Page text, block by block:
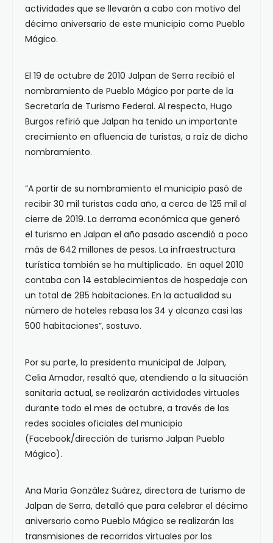
actividades que se llevarán a cabo con motivo del
décimo aniversario de este municipio como Pueblo
Mágico.
El 19 de octubre de 2010 Jalpan de Serra recibió el
nombramiento de Pueblo Mágico por parte de la
Secretaría de Turismo Federal. Al respecto, Hugo
Burgos refirió que Jalpan ha tenido un importante
crecimiento en afluencia de turistas, a raíz de dicho
nombramiento.
“A partir de su nombramiento el municipio pasó de
recibir 30 mil turistas cada año, a cerca de 125 mil al
cierre de 2019. La derrama económica que generó
el turismo en Jalpan el año pasado ascendió a poco
más de 642 millones de pesos. La infraestructura
turística también se ha multiplicado. En aquel 2010
contaba con 14 establecimientos de hospedaje con
un total de 285 habitaciones. En la actualidad su
número de hoteles rebasa los 34 y alcanza casi las
500 habitaciones”, sostuvo.
Por su parte, la presidenta municipal de Jalpan,
Celia Amador, resaltó que, atendiendo a la situación
sanitaria actual, se realizarán actividades virtuales
durante todo el mes de octubre, a través de las
redes sociales oficiales del municipio
(Facebook/dirección de turismo Jalpan Pueblo
Mágico).
Ana María González Suárez, directora de turismo de
Jalpan de Serra, detalló que para celebrar el décimo
aniversario como Pueblo Mágico se realizarán las
transmisiones de recorridos virtuales por los